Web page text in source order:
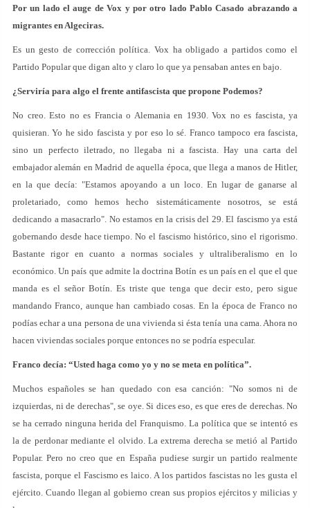
Por un lado el auge de Vox y por otro lado Pablo Casado abrazando a
migrantes en Algeciras.
Es un gesto de corrección política. Vox ha obligado a partidos como el
Partido Popular que digan alto y claro lo que ya pensaban antes en bajo.
¿Serviría para algo el frente antifascista que propone Podemos?
No creo. Esto no es Francia o Alemania en 1930. Vox no es fascista, ya
quisieran. Yo he sido fascista y por eso lo sé. Franco tampoco era fascista,
sino un perfecto iletrado, no llegaba ni a fascista. Hay una carta del
embajador alemán en Madrid de aquella época, que llega a manos de Hitler,
en la que decía: "Estamos apoyando a un loco. En lugar de ganarse al
proletariado, como hemos hecho sistemáticamente nosotros, se está
dedicando a masacrarlo". No estamos en la crisis del 29. El fascismo ya está
gobernando desde hace tiempo. No el fascismo histórico, sino el rigorismo.
Bastante rigor en cuanto a normas sociales y ultraliberalismo en lo
económico. Un país que admite la doctrina Botín es un país en el que el que
manda es el señor Botín. Es triste que tenga que decir esto, pero sigue
mandando Franco, aunque han cambiado cosas. En la época de Franco no
podías echar a una persona de una vivienda si ésta tenía una cama. Ahora no
hacen viviendas sociales porque entonces no se podría especular.
Franco decía: “Usted haga como yo y no se meta en política”.
Muchos españoles se han quedado con esa canción: "No somos ni de
izquierdas, ni de derechas", se oye. Si dices eso, es que eres de derechas. No
se ha cerrado ninguna herida del Franquismo. La política que se intentó es
la de perdonar mediante el olvido. La extrema derecha se metió al Partido
Popular. Pero no creo que en España pudiese surgir un partido realmente
fascista, porque el Fascismo es laico. A los partidos fascistas no les gusta el
ejército. Cuando llegan al gobierno crean sus propios ejércitos y milicias y